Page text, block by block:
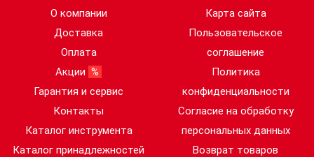
О компании
Доставка
Оплата
Акции %
Гарантия и сервис
Контакты
Каталог инструмента
Каталог принадлежностей
Карта сайта
Пользовательское
соглашение
Политика
конфиденциальности
Согласие на обработку
персональных данных
Возврат товаров